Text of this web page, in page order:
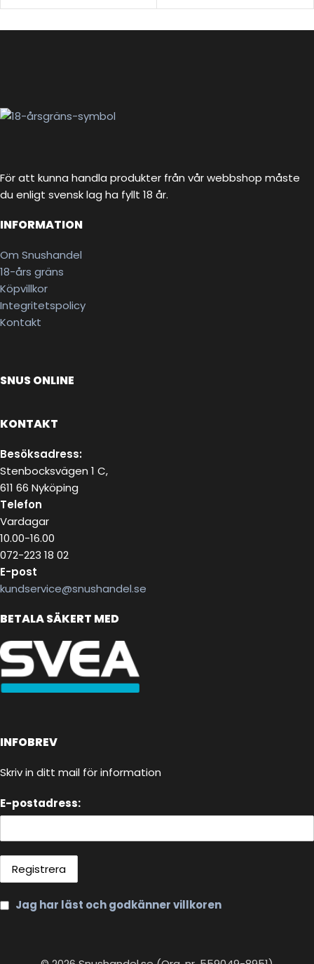
För att kunna handla produkter från vår webbshop måste
du enligt svensk lag ha fyllt 18 år.
INFORMATION
Om Snushandel
18-års gräns
Köpvillkor
Integritetspolicy
Kontakt
SNUS ONLINE
KONTAKT
Besöksadress:
Stenbocksvägen 1 C,
611 66 Nyköping
Telefon
Vardagar
10.00-16.00
072-223 18 02
E-post
kundservice@snushandel.se
BETALA SÄKERT MED
INFOBREV
Skriv in ditt mail för information
E-postadress:
Jag har läst och godkänner villkoren